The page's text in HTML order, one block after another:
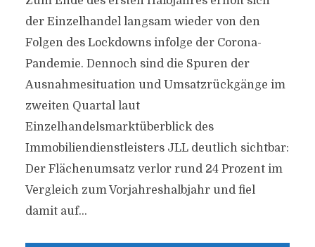
der Einzelhandel langsam wieder von den
Folgen des Lockdowns infolge der Corona-
Pandemie. Dennoch sind die Spuren der
Ausnahmesituation und Umsatzrückgänge im
zweiten Quartal laut
Einzelhandelsmarktüberblick des
Immobiliendienstleisters JLL deutlich sichtbar:
Der Flächenumsatz verlor rund 24 Prozent im
Vergleich zum Vorjahreshalbjahr und fiel
damit auf...